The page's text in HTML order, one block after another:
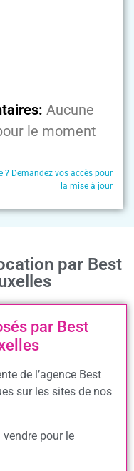
Aucune
le moment
? Demandez vos accès pour
la mise à jour
par Best
par Best
de l’agence Best
sur les sites de nos
vendre pour le